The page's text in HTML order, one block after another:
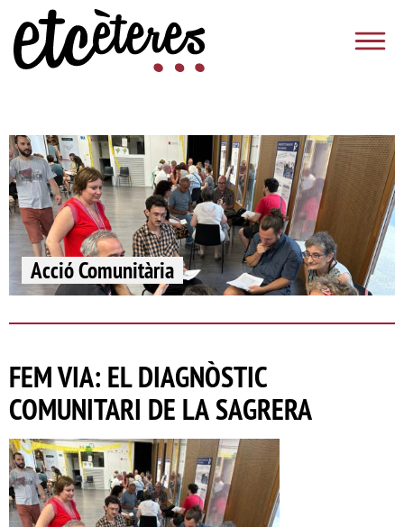
Vés al contingut
Etcèteres
Acció Comunitària
FEM VIA: EL DIAGNÒSTIC
COMUNITARI DE LA SAGRERA